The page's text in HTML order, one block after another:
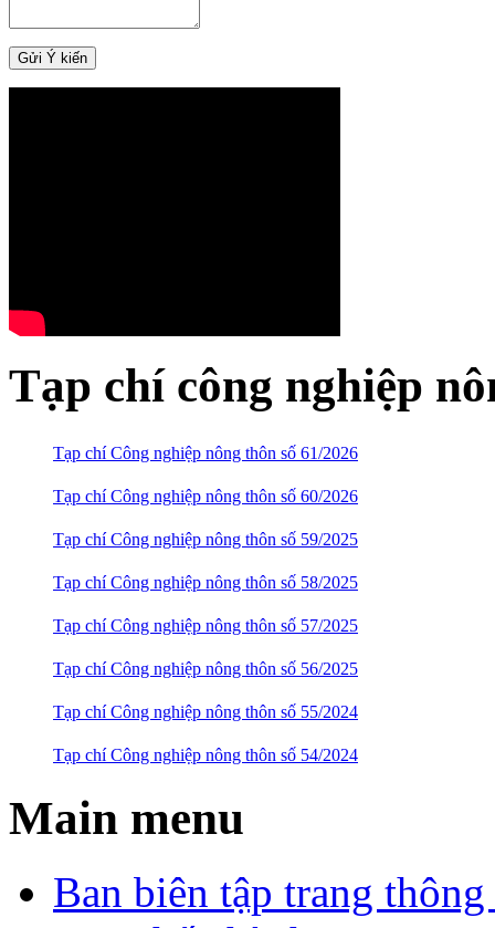
Tạp chí công nghiệp
Tạp chí Công nghiệp nông thôn số 61/2026
Tạp chí Công nghiệp nông thôn số 60/2026
Tạp chí Công nghiệp nông thôn số 59/2025
Tạp chí Công nghiệp nông thôn số 58/2025
Tạp chí Công nghiệp nông thôn số 57/2025
Tạp chí Công nghiệp nông thôn số 56/2025
Tạp chí Công nghiệp nông thôn số 55/2024
Tạp chí Công nghiệp nông thôn số 54/2024
Main menu
Ban biên tập trang